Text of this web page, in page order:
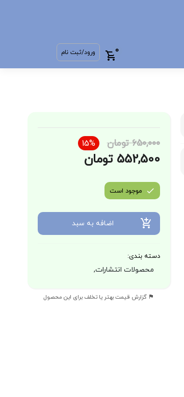
0 ورود/ثبت نام
650,000 تومان 15%
552,500 تومان
موجود است
اضافه به سبد
دسته بندی:
محصولات انتشارات,
گزارش قیمت بهتر یا تخلف برای این محصول